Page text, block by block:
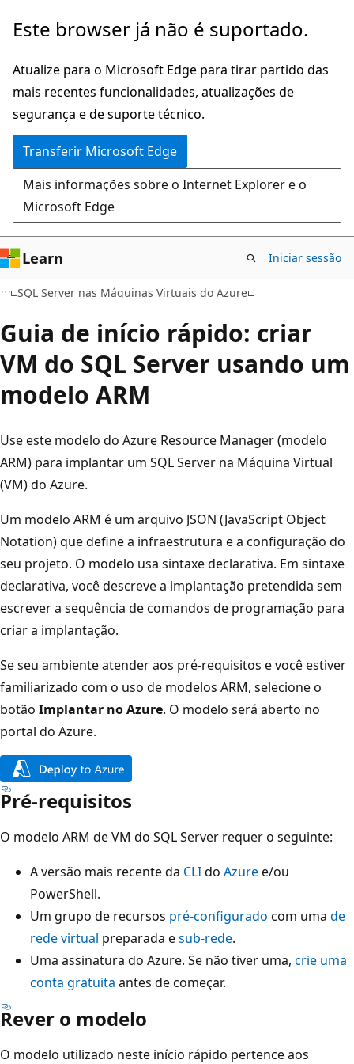
Saltar
o
conteúdo
principal
Este browser já não é suportado.
Atualize para o Microsoft Edge para tirar partido das
mais recentes funcionalidades, atualizações de
segurança e de suporte técnico.
Transferir Microsoft Edge
Mais informações sobre o Internet Explorer e o
Microsoft Edge
Learn Iniciar sessão
SQL Server nas Máquinas Virtuais do Azure
Guia de início rápido: criar
VM do SQL Server usando um
modelo ARM
Use este modelo do Azure Resource Manager (modelo
ARM) para implantar um SQL Server na Máquina Virtual
(VM) do Azure.
Um modelo ARM é um arquivo JSON (JavaScript Object
Notation) que define a infraestrutura e a configuração do
seu projeto. O modelo usa sintaxe declarativa. Em sintaxe
declarativa, você descreve a implantação pretendida sem
escrever a sequência de comandos de programação para
criar a implantação.
Se seu ambiente atender aos pré-requisitos e você estiver
familiarizado com o uso de modelos ARM, selecione o
botão Implantar no Azure. O modelo será aberto no
portal do Azure.
Pré-requisitos
O modelo ARM de VM do SQL Server requer o seguinte:
A versão mais recente da CLIdo Azuree/ou
PowerShell.
Um grupo de recursos pré-configurado com uma de
rede virtual preparada esub-rede.
Uma assinatura do Azure. Se não tiver uma, crie uma
conta gratuita antes de começar.
Rever o modelo
O modelo utilizado neste início rápido pertence aos